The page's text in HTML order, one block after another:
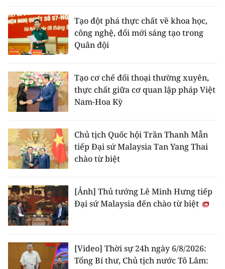
Tạo đột phá thực chất về khoa học,
công nghệ, đổi mới sáng tạo trong
Quân đội
Tạo cơ chế đối thoại thường xuyên,
thực chất giữa cơ quan lập pháp Việt
Nam-Hoa Kỳ
Chủ tịch Quốc hội Trần Thanh Mẫn
tiếp Đại sứ Malaysia Tan Yang Thai
chào từ biệt
[Ảnh] Thủ tướng Lê Minh Hưng tiếp
Đại sứ Malaysia đến chào từ biệt
[Video] Thời sự 24h ngày 6/8/2026:
Tổng Bí thư, Chủ tịch nước Tô Lâm: